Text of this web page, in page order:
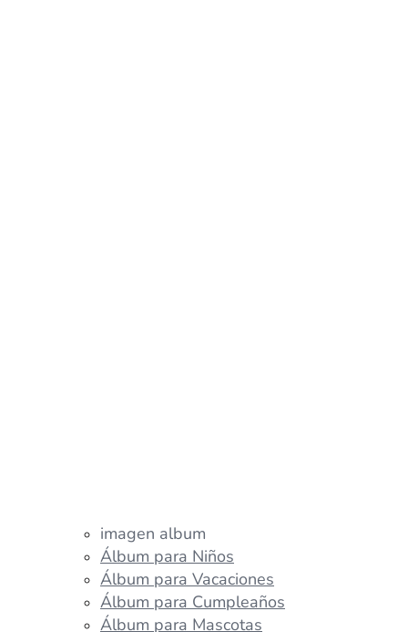
imagen album
Álbum para Niños
Álbum para Vacaciones
Álbum para Cumpleaños
Álbum para Mascotas